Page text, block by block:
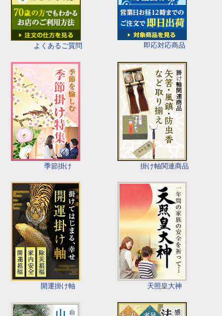
よくあるご質問 即応対応商品
季節掛け 掛け軸関連商品
開運掛け軸 天照皇大神